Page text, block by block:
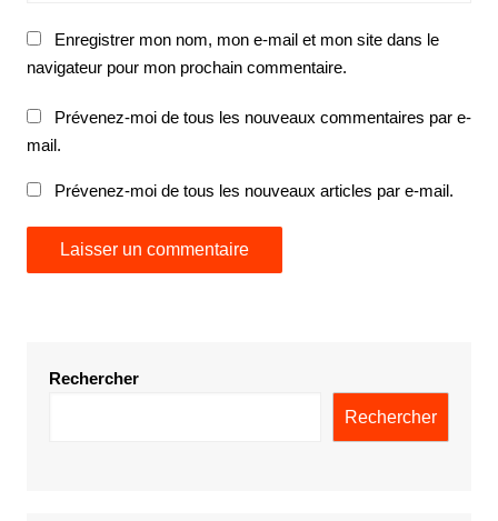
Enregistrer mon nom, mon e-mail et mon site dans le
navigateur pour mon prochain commentaire.
Prévenez-moi de tous les nouveaux commentaires par e-
mail.
Prévenez-moi de tous les nouveaux articles par e-mail.
Rechercher
Rechercher